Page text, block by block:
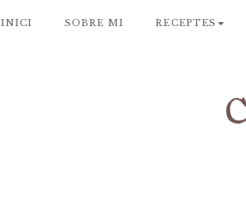
INICI SOBRE MI RECEPTES